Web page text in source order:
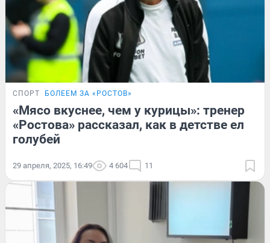
СПОРТ БОЛЕЕМ ЗА «РОСТОВ»
«Мясо вкуснее, чем у курицы»: тренер
«Ростова» рассказал, как в детстве ел
голубей
29 апреля, 2025, 16:49 4 604 11